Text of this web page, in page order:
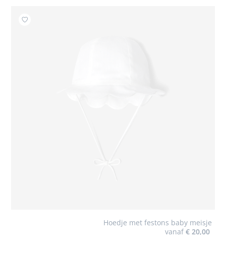
Hoedje met festons baby meisje
vanaf € 20,00
Toevoegen aan mijn favorieten : Hoedje met festons